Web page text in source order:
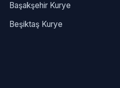
Başakşehir Kurye
Beşiktaş Kurye